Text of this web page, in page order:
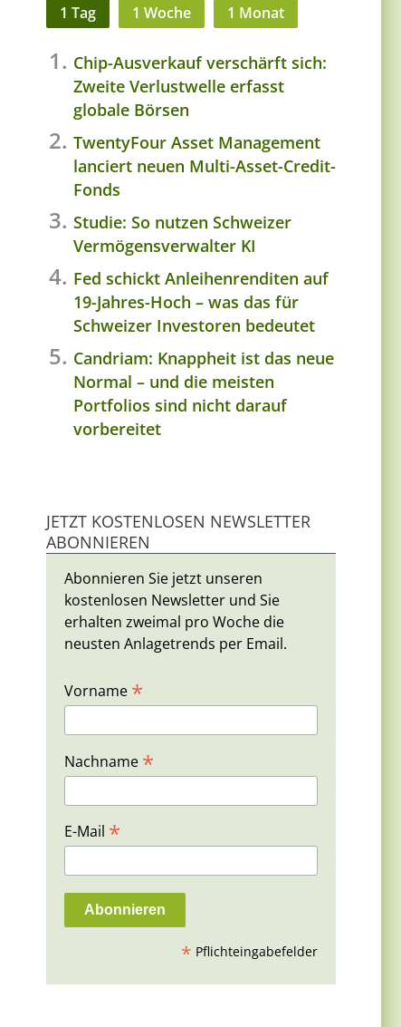
1 Tag 1 Woche 1 Monat
Chip-Ausverkauf verschärft sich:
Zweite Verlustwelle erfasst
globale Börsen
TwentyFour Asset Management
lanciert neuen Multi-Asset-Credit-
Fonds
Studie: So nutzen Schweizer
Vermögensverwalter KI
Fed schickt Anleihenrenditen auf
19-Jahres-Hoch – was das für
Schweizer Investoren bedeutet
Candriam: Knappheit ist das neue
Normal – und die meisten
Portfolios sind nicht darauf
vorbereitet
JETZT KOSTENLOSEN NEWSLETTER
ABONNIEREN
Abonnieren Sie jetzt unseren
kostenlosen Newsletter und Sie
erhalten zweimal pro Woche die
neusten Anlagetrends per Email.
Vorname *
Nachname *
E-Mail *
* Pflichteingabefelder